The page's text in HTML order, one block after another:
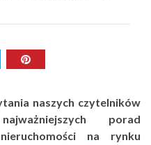
naszych czytelników
porad
na rynku